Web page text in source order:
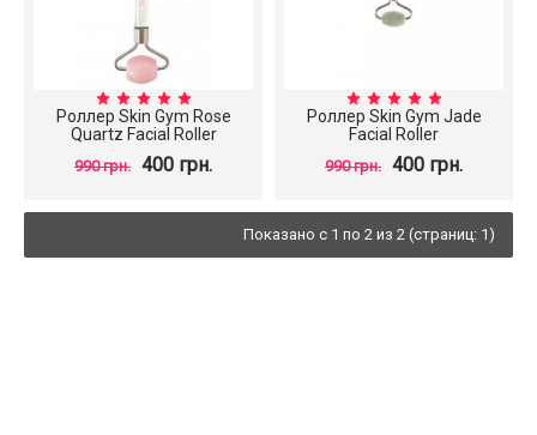
Роллер Skin Gym Rose
Quartz Facial Roller
990 грн. 400 грн.
Роллер Skin Gym Jade
Facial Roller
990 грн. 400 грн.
Показано с 1 по 2 из 2 (страниц: 1)